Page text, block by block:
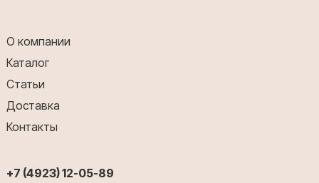
О компании
Каталог
Статьи
Доставка
Контакты
+7 (4923) 12-05-89